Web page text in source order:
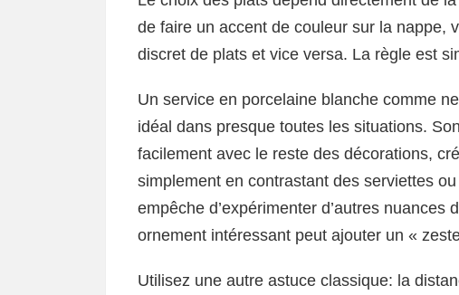
de faire un accent de couleur sur la nappe,
discret de plats et vice versa. La règle est
Un service en porcelaine blanche comme
idéal dans presque toutes les situations.
facilement avec le reste des décorations,
simplement en contrastant des serviettes
empêche d’expérimenter d’autres
ornement intéressant peut ajouter un «
Utilisez une autre astuce classique: la